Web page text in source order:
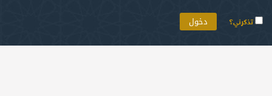
تذكرني؟